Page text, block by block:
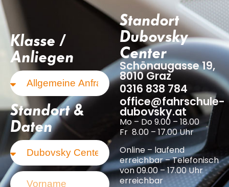
Standort
Dubovsky
Center
Schönaugasse 19,
8010 Graz
0316 838 784
office@fahrschule-
dubovsky.at
Mo – Do 9.00 – 18.00
Fr 8.00 – 17.00 Uhr
Online – laufend
erreichbar – Telefonisch
von 09.00 – 17.00 Uhr
erreichbar
Klasse /
Anliegen
Standort &
Daten